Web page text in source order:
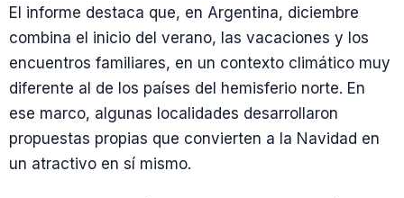
El informe destaca que, en Argentina, diciembre
combina el inicio del verano, las vacaciones y los
encuentros familiares, en un contexto climático muy
diferente al de los países del hemisferio norte. En
ese marco, algunas localidades desarrollaron
propuestas propias que convierten a la Navidad en
un atractivo en sí mismo.